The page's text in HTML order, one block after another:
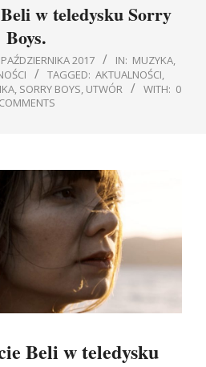
w teledysku Sorry
Boys.
2017 IN: MUZYKA,
TAGGED: AKTUALNOŚCI,
, SORRY BOYS, UTWÓR WITH: 0
COMMENTS
Beli w teledysku